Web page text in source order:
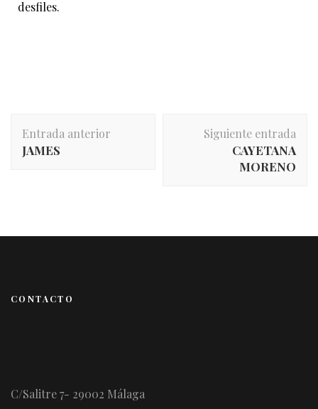
desfiles.
Entrada anterior
JAMES
Siguiente entrada
CAYETANA
MORENO
CONTACTO
C/Salitre 7- 29002 Málaga